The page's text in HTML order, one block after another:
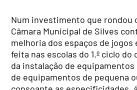
Num investimento que rondou
Câmara Municipal de Silves
melhoria dos espaços de
feita nas escolas do 1.º ciclo
da instalação de
de equipamentos de pequena